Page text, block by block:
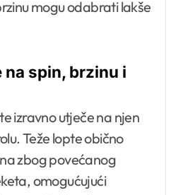
mogu odabrati lakše
na spin, brzinu i
izravno utječe na njen
Teže lopte obično
zbog povećanog
omogućujući